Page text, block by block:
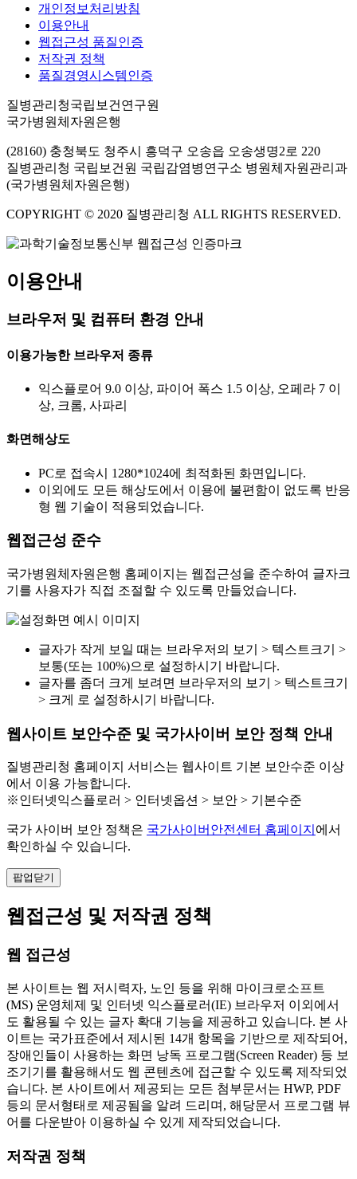
개인정보처리방침
이용안내
웹접근성 품질인증
저작권 정책
품질경영시스템인증
질병관리청국립보건연구원
국가병원체자원은행
(28160) 충청북도 청주시 흥덕구 오송읍 오송생명2로 220
질병관리청 국립보건원 국립감염병연구소 병원체자원관리과
(국가병원체자원은행)
COPYRIGHT © 2020 질병관리청 ALL RIGHTS RESERVED.
이용안내
브라우저 및 컴퓨터 환경 안내
이용가능한 브라우저 종류
익스플로어 9.0 이상, 파이어 폭스 1.5 이상, 오페라 7 이
상, 크롬, 사파리
화면해상도
PC로 접속시 1280*1024에 최적화된 화면입니다.
이외에도 모든 해상도에서 이용에 불편함이 없도록 반응
형 웹 기술이 적용되었습니다.
웹접근성 준수
국가병원체자원은행 홈페이지는 웹접근성을 준수하여 글자크
기를 사용자가 직접 조절할 수 있도록 만들었습니다.
글자가 작게 보일 때는 브라우저의 보기 > 텍스트크기 >
보통(또는 100%)으로 설정하시기 바랍니다.
글자를 좀더 크게 보려면 브라우저의 보기 > 텍스트크기
> 크게 로 설정하시기 바랍니다.
웹사이트 보안수준 및 국가사이버 보안 정책 안내
질병관리청 홈페이지 서비스는 웹사이트 기본 보안수준 이상
에서 이용 가능합니다.
※인터넷익스플로러 > 인터넷옵션 > 보안 > 기본수준
국가 사이버 보안 정책은 국가사이버안전센터 홈페이지 에서
확인하실 수 있습니다.
팝업닫기
웹접근성 및 저작권 정책
웹 접근성
본 사이트는 웹 저시력자, 노인 등을 위해 마이크로소프트
(MS) 운영체제 및 인터넷 익스플로러(IE) 브라우저 이외에서
도 활용될 수 있는 글자 확대 기능을 제공하고 있습니다. 본 사
이트는 국가표준에서 제시된 14개 항목을 기반으로 제작되어,
장애인들이 사용하는 화면 낭독 프로그램(Screen Reader) 등 보
조기기를 활용해서도 웹 콘텐츠에 접근할 수 있도록 제작되었
습니다. 본 사이트에서 제공되는 모든 첨부문서는 HWP, PDF
등의 문서형태로 제공됨을 알려 드리며, 해당문서 프로그램 뷰
어를 다운받아 이용하실 수 있게 제작되었습니다.
저작권 정책